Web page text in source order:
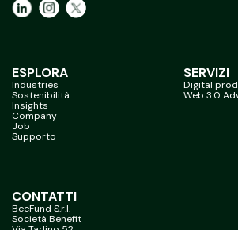
ESPLORA
Industries
Sostenibilità
Insights
Company
Job
Supporto
SERVIZI
Digital
Web 3.0
CONTATTI
BeeFund S.r.l.
Società Benefit